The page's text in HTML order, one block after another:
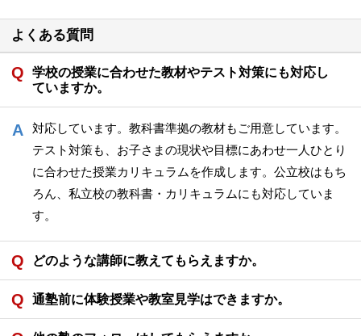
よくある質問
学校の授業に合わせた教材やテスト対策にも対応し
ていますか。
対応しています。教科書準拠の教材もご用意しています。
テスト対策も、お子さまの現状や目標にあわせ一人ひとり
に合わせた授業カリキュラムを作成します。公立校はもち
ろん、私立校の教科書・カリキュラムにも対応していま
す。
どのような講師に教えてもらえますか。
通塾前に体験授業や教室見学はできますか。